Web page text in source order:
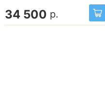
34 500 р.